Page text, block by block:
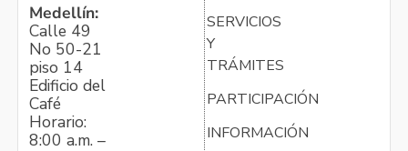
Medellín:
Calle 49
No 50-21
piso 14
Edificio del
Café
Horario:
8:00 a.m. –
SERVICIOS
Y
TRÁMITES
PARTICIPACIÓN
INFORMACIÓN